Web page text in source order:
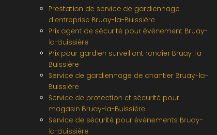
Prestation de service de gardiennage
d'entreprise Bruay-la-Buissière
Prix agent de sécurité pour évènement Bruay-
la-Buissière
Prix pour gardien surveillant rondier Bruay-la-
Buissière
Service de gardiennage de chantier Bruay-la-
Buissière
Service de protection et sécurité pour
magasin Bruay-la-Buissière
Service de sécurité pour évènements Bruay-
la-Buissière